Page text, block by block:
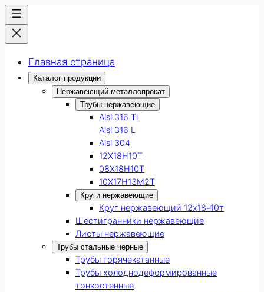
Главная страница
Каталог продукции
Нержавеющий металлопрокат
Трубы нержавеющие
Aisi 316 Ti
Aisi 316 L
Aisi 304
12Х18Н10Т
08Х18Н10Т
10Х17Н13М2Т
Круги нержавеющие
Круг нержавеющий 12х18н10т
Шестигранники нержавеющие
Листы нержавеющие
Трубы стальные черные
Трубы горячекатанные
Трубы холоднодеформированные
тонкостенные